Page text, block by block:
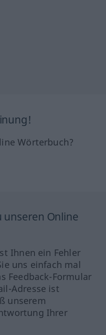
Wörterbuch?
unseren Online
Ihnen ein Fehler
uns einfach mal
Feedback-Formular
Adresse ist
unserem
Ihrer